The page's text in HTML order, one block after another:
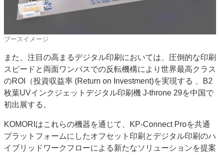
ブースイメージ
また、注目の高まるデジタル印刷においては、圧倒的な印刷
スピードと両面ワンパスでの反転機構により世界最高クラス
のROI（投資収益率 (Return on Investment)を実現する 、B2
枚葉UVインクジェットデジタル印刷機 J-throne 29を中国で
初出展する。
KOMORIはこれらの機器を通じて、KP-Connect Proを共通
プラットフォームにしたオフセット印刷とデジタル印刷のハ
イブリッドワークフローによる新たなソリューションを提案